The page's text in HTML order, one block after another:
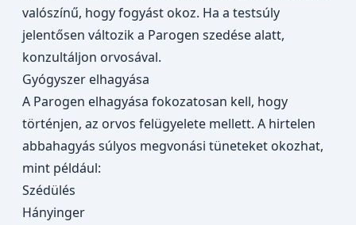
valószínű, hogy fogyást okoz. Ha a testsúly
jelentősen változik a Parogen szedése alatt,
konzultáljon orvosával.
Gyógyszer elhagyása
A Parogen elhagyása fokozatosan kell, hogy
történjen, az orvos felügyelete mellett. A hirtelen
abbahagyás súlyos megvonási tüneteket okozhat,
mint például:
Szédülés
Hányinger